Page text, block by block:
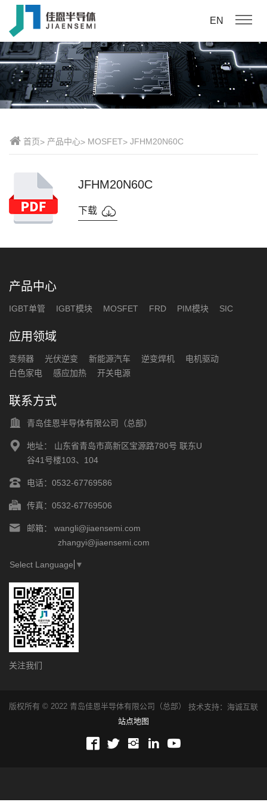
EN
首页 产品中心 MOSFET JFHM20N60C
JFHM20N60C
下载
产品中心
IGBT单管 IGBT模块 MOSFET FRD PIM模块 SIC
应用领域
变频器 光伏逆变 新能源汽车 逆变焊机
电机驱动
白色家电
感应加热 开关电源
联系方式
青岛佳恩半导体有限公司（总部）
地址：
山东省青岛市高新区宝源路780号 联东U
谷41号楼103、104
电话： 0532-67769586
传真： 0532-67769506
邮箱：
wangli@jiaensemi.com
zhangyi@jiaensemi.com
Select Language ▼
关注我们
版权所有 © 2022 青岛佳恩半导体有限公司（总部） 技术支持：海诚互联
站点地图